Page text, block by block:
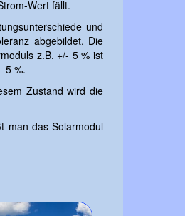
Wert fällt.
und
abgebildet. Die
z.B. +/- 5 % ist
5 %.
Zustand wird die
man das Solarmodul